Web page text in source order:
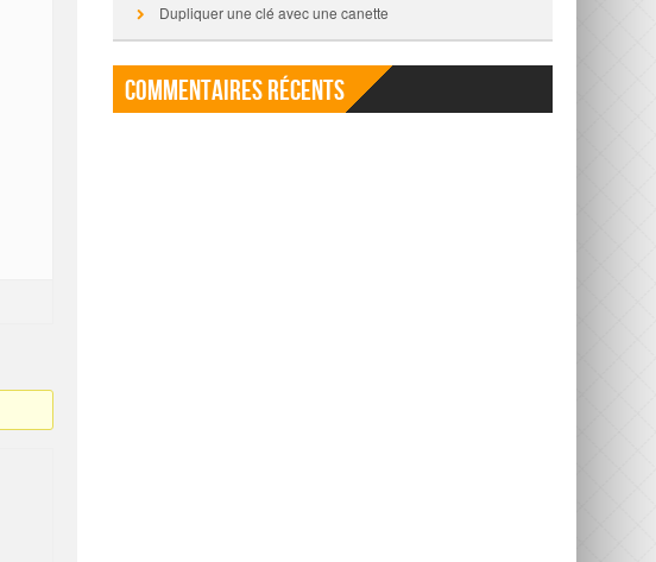
Dupliquer une clé avec une canette
Commentaires récents